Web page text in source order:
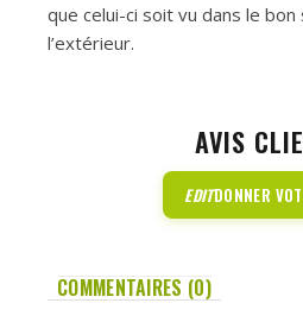
que celui-ci soit vu dans le bon
l’extérieur.
AVIS
EDITDONNER
COMMENTAIRES (0)